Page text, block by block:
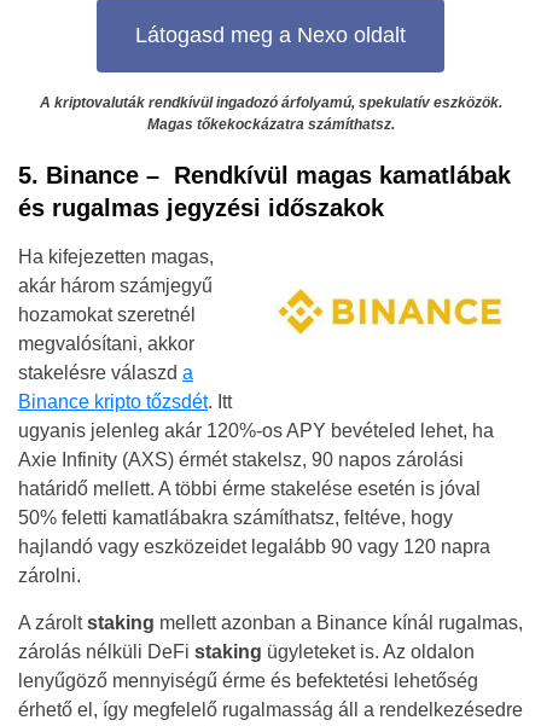
Látogasd meg a Nexo oldalt
A kriptovaluták rendkívül ingadozó árfolyamú, spekulatív eszközök.
Magas tőkekockázatra számíthatsz.
5. Binance – Rendkívül magas kamatlábak
és rugalmas jegyzési időszakok
Ha kifejezetten magas,
akár három számjegyű
hozamokat szeretnél
megvalósítani, akkor
stakelésre válaszd a
Binance kripto tőzsdét. Itt
ugyanis jelenleg akár 120%-os APY bevételed lehet, ha
Axie Infinity (AXS) érmét stakelsz, 90 napos zárolási
határidő mellett. A többi érme stakelése esetén is jóval
50% feletti kamatlábakra számíthatsz, feltéve, hogy
hajlandó vagy eszközeidet legalább 90 vagy 120 napra
zárolni.
A zároltstaking mellett azonban a Binance kínál rugalmas,
zárolás nélküli DeFi staking ügyleteket is. Az oldalon
lenyűgöző mennyiségű érme és befektetési lehetőség
érhető el, így megfelelő rugalmasság áll a rendelkezésedre